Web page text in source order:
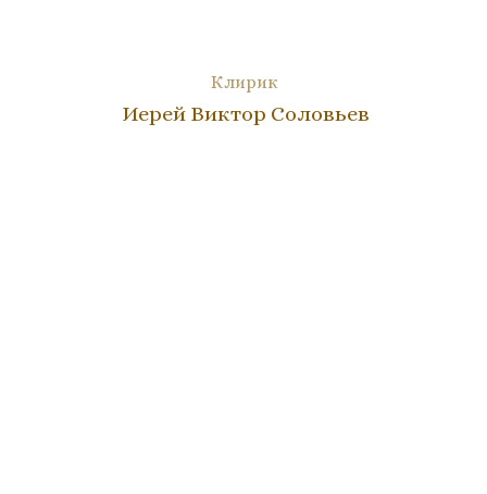
Клирик
Иерей Виктор Соловьев